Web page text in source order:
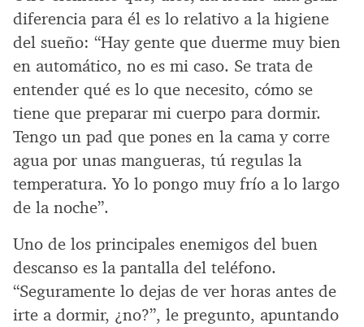
diferencia para él es lo relativo a la higiene
del sueño: “Hay gente que duerme muy bien
en automático, no es mi caso. Se trata de
entender qué es lo que necesito, cómo se
tiene que preparar mi cuerpo para dormir.
Tengo un pad que pones en la cama y corre
agua por unas mangueras, tú regulas la
temperatura. Yo lo pongo muy frío a lo largo
de la noche”.
Uno de los principales enemigos del buen
descanso es la pantalla del teléfono.
“Seguramente lo dejas de ver horas antes de
irte a dormir, ¿no?”, le pregunto, apuntando